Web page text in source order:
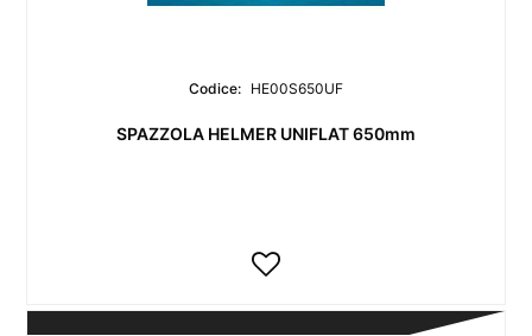
Codice: HE00S650UF
SPAZZOLA HELMER UNIFLAT 650mm